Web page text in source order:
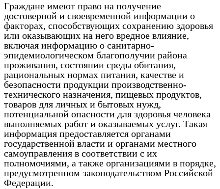
Граждане имеют право на получение
достоверной и своевременной информации о
факторах, способствующих сохранению здоровья
или оказывающих на него вредное влияние,
включая информацию о санитарно-
эпидемиологическом благополучии района
проживания, состоянии среды обитания,
рациональных нормах питания, качестве и
безопасности продукции производственно-
технического назначения, пищевых продуктов,
товаров для личных и бытовых нужд,
потенциальной опасности для здоровья человека
выполняемых работ и оказываемых услуг. Такая
информация предоставляется органами
государственной власти и органами местного
самоуправления в соответствии с их
полномочиями, а также организациями в порядке,
предусмотренном законодательством Российской
Федерации.